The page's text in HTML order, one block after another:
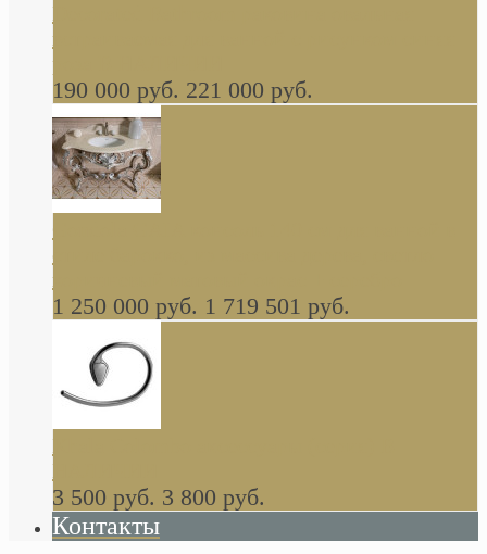
Decorated Bathroom раковина овальная
встраиваемая для ванной с рисунком синяя
роза В НАЛИЧИИ
190 000 руб. 221 000 руб.
стиле барокко, из массива дерева, светло
коричневый матовый окрас + серебро
1 250 000 руб. 1 719 501 руб.
Khala Colombo аксессуары (серия) В
НАЛИЧИИ
3 500 руб. 3 800 руб.
Контакты